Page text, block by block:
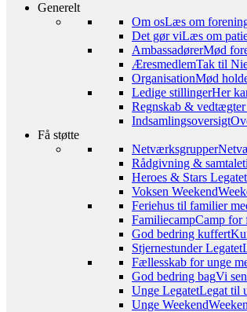
Generelt
Om osLæs om
Det gør viLæs om
AmbassadørerMød
ÆresmedlemTak til
OrganisationMød
Ledige stillingerHer
Regnskab & vedtægter
Indsamlingsoversigt
Få støtte
Netværksgrupper
Rådgivning &
Heroes & Stars Legatet
Voksen Weekend
Feriehus til familier
FamiliecampCamp for
God bedring kuffert
Stjernestunder Legatet
Fællesskab for unge
God bedring bagVi
Unge LegatetLegat til
Unge Weekend